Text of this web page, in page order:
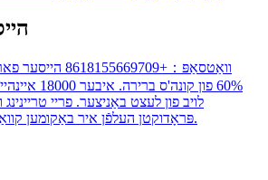
וואַטסאַפּ：
60% פון
לויב פון לעצט באַניצער. פריי
פּראָדוקטן העלפֿן איר באַקומען קוואַליפיקאַציע פון ​​הענדלער.